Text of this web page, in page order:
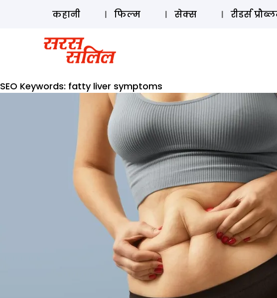
कहानी फिल्म सेक्स रीडर्स
SEO Keywords: fatty liver symptoms